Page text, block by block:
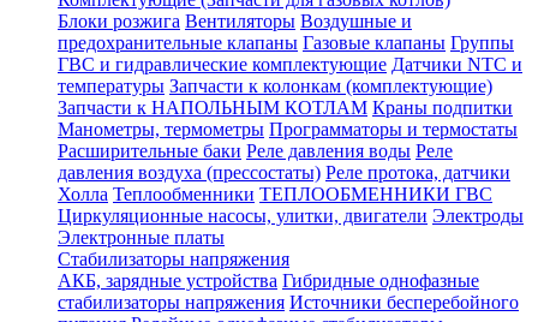
Блоки розжига Вентиляторы Воздушные и
предохранительные клапаны Газовые клапаны Группы
ГВС и гидравлические комплектующие Датчики NTC и
температуры Запчасти к колонкам (комплектующие)
Запчасти к НАПОЛЬНЫМ КОТЛАМ Краны подпитки
Манометры, термометры Программаторы и термостаты
Расширительные баки Реле давления воды Реле
давления воздуха (прессостаты) Реле протока, датчики
Холла Теплообменники ТЕПЛООБМЕННИКИ ГВС
Циркуляционные насосы, улитки, двигатели Электроды
Электронные платы
Стабилизаторы напряжения
АКБ, зарядные устройства Гибридные однофазные
стабилизаторы напряжения Источники бесперебойного